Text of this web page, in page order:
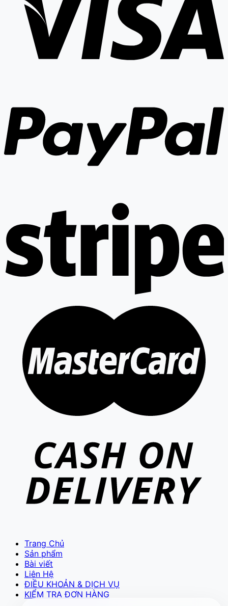
VC VIETCAM.VN
Đang trực tuyến
Báo giá Camera
Hỗ trợ kỹ thuật
Trang Chủ
Sản phẩm
Bài viết
Liên Hệ
ĐIỀU KHOẢN & DỊCH VỤ
KIỂM TRA ĐƠN HÀNG